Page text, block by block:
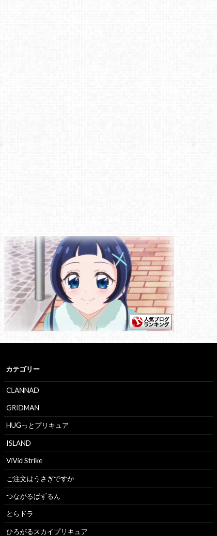
カテゴリー
CLANNAD
GRIDMAN
HUGっとプリキュア
ISLAND
ViVid Strike
ご注文はうさぎですか
つながるぱずるん
とらドラ
ひろがるスカイプリキュア